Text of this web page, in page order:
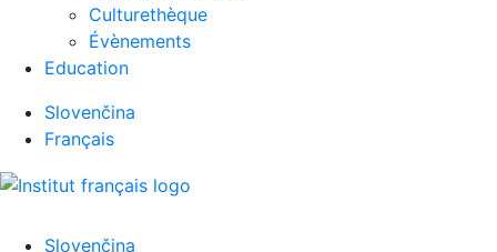
Culturethèque
Évènements
Education
Slovenčina
Français
Slovenčina